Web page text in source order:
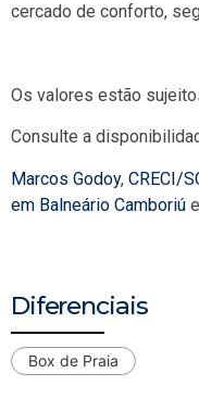
cercado de conforto,
Os valores estão
Consulte a
Marcos Godoy, CRECI/
em Balneário Camboriú
Diferenciais
Box de Praia